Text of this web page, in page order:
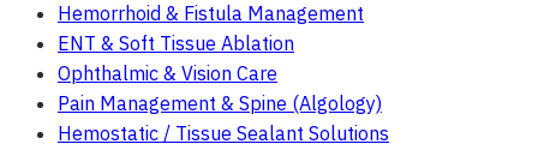
Hemorrhoid & Fistula Management
ENT & Soft Tissue Ablation
Ophthalmic & Vision Care
Pain Management & Spine (Algology)
Hemostatic / Tissue Sealant Solutions